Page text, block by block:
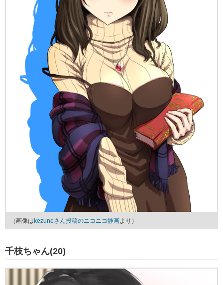
（画像はkezuneさん投稿のニコニコ静画より）
千枝ちゃん(20)